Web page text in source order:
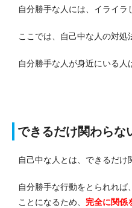
自分勝手な人には、イライラ
ここでは、自己中な人の対処
自分勝手な人が身近にいる人
できるだけ関わらな
自己中な人とは、できるだけ
自分勝手な行動をとられれば
ことになるため、 完全に関係